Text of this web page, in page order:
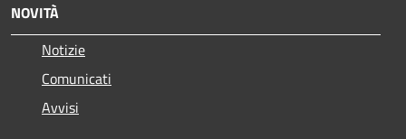
NOVITÀ
Notizie
Comunicati
Avvisi